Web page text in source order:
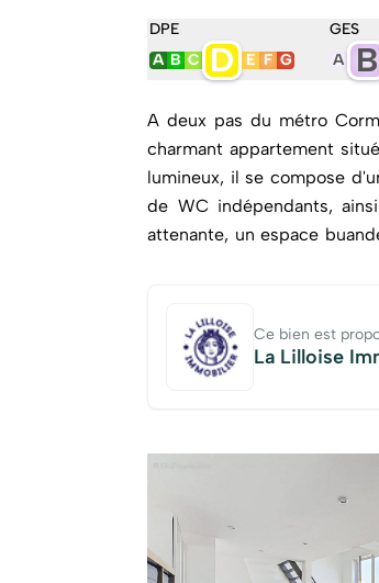
DPE
A B C D E F G
GES
A
B
A deux pas du métro
charmant appartement
lumineux, il se compose
de WC indépendants,
attenante, un espace buanderie et un second WC.
honoraires TTC à la
Ce bien est
La Lilloise